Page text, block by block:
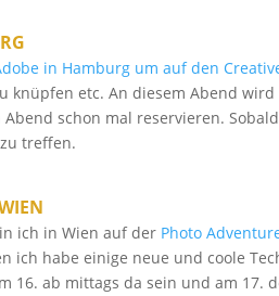
in Hamburg um auf den
knüpfen etc. An diesem Abend
schon mal reservieren.
treffen.
ich in Wien auf der Photo
ich habe einige neue und coole
16. ab mittags da sein und am 17.